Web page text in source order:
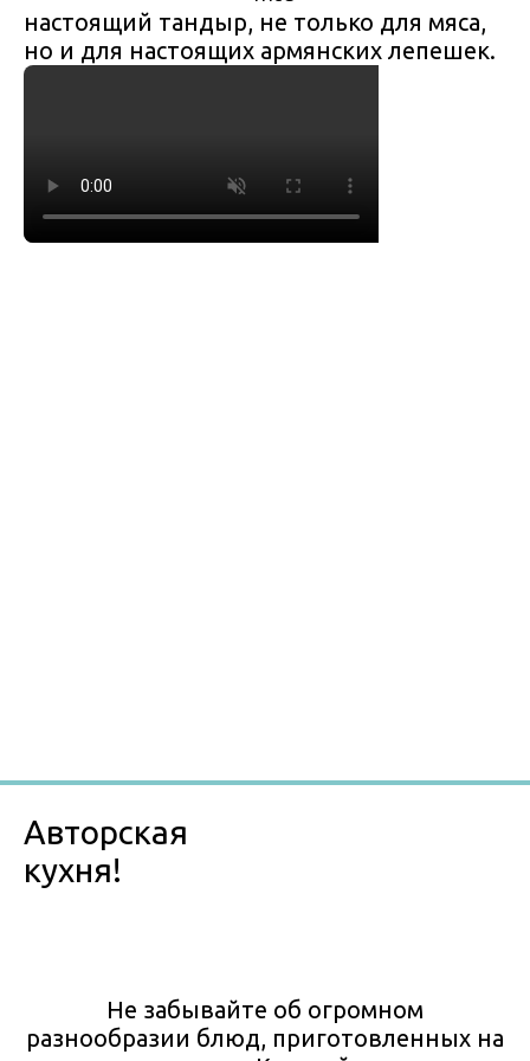
настоящий тандыр, не только для мяса,
но и для настоящих армянских лепешек.
Авторская
кухня!
Не забывайте об огромном
разнообразии блюд, приготовленных на